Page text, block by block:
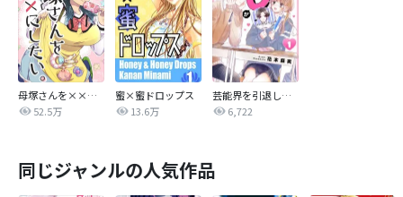
母塚さんを××にしたい。
52.5万
蜜×蜜ドロップス
13.6万
芸能界を引退した推しが転校してきた件【マイクロ】
6,722
同じジャンルの人気作品